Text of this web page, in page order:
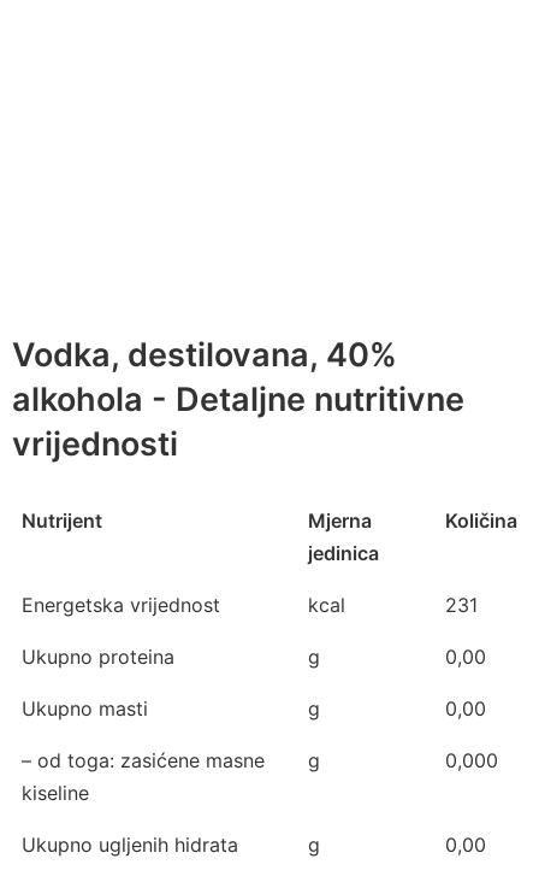
Vodka, destilovana, 40%
alkohola - Detaljne nutritivne
vrijednosti
Nutrijent
Mjerna
jedinica
Količina
Energetska vrijednost kcal 231
Ukupno proteina g 0,00
Ukupno masti g 0,00
– od toga: zasićene masne
kiseline
g 0,000
Ukupno ugljenih hidrata g 0,00